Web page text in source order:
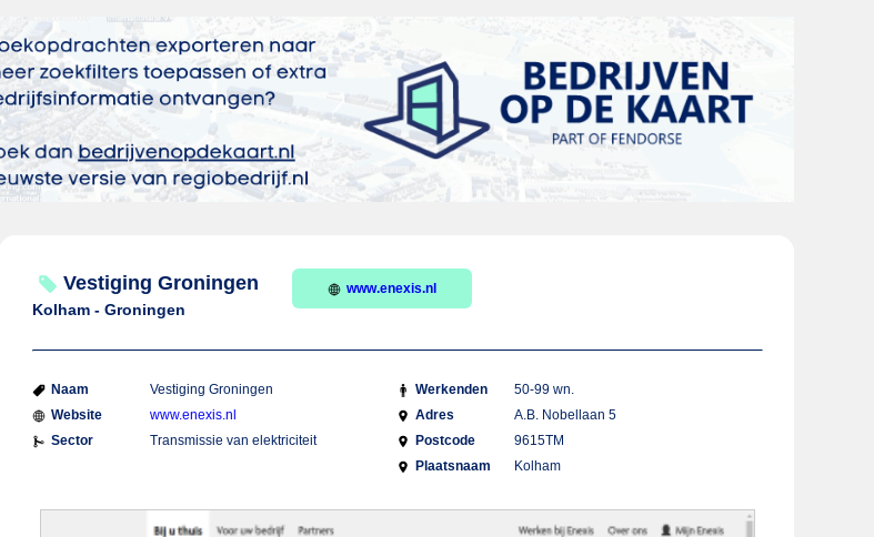
Vestiging Groningen
Kolham - Groningen
www.enexis.nl
Naam
Vestiging Groningen
Website
www.enexis.nl
Sector
Transmissie van elektriciteit
Werkenden
50-99 wn.
Adres
A.B. Nobellaan 5
Postcode
9615TM
Plaatsnaam
Kolham